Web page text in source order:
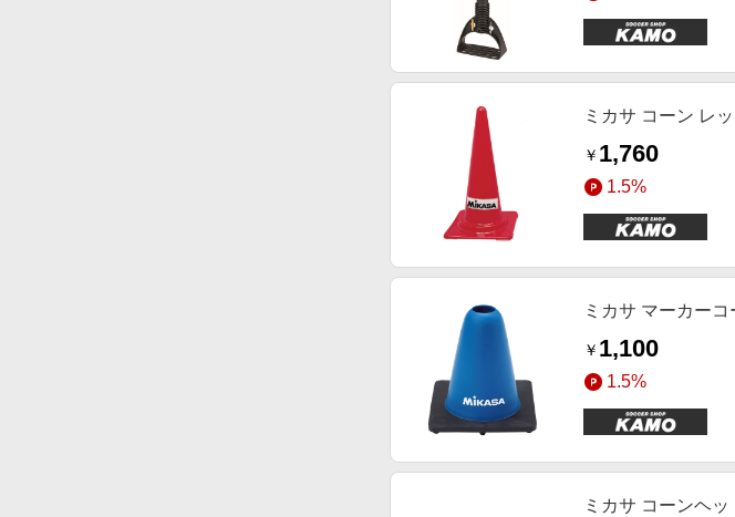
ミカサ コーン レ
￥ 1,760
1.5%
ミカサ マーカー
￥ 1,100
1.5%
ミカサ コーンヘ